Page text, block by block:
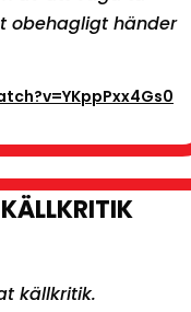
obehagligt händer
källkritik.